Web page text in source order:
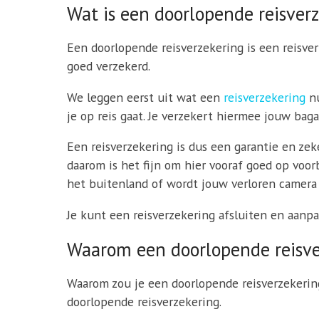
Wat is een doorlopende
Een doorlopende reisverzekering is een
goed verzekerd.
We leggen eerst uit wat een reisverzekering
je op reis gaat. Je verzekert hiermee jouw
Een reisverzekering is dus een garantie en
daarom is het fijn om hier vooraf goed op
het buitenland of wordt jouw verloren camera
Je kunt een reisverzekering afsluiten en
Waarom een doorlopende
Waarom zou je een doorlopende
doorlopende reisverzekering.